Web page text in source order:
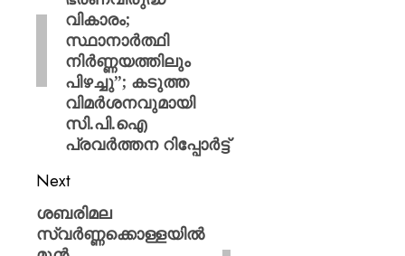
വികാരം;
സ്ഥാനാർത്ഥി
നിർണ്ണയത്തിലും
പിഴച്ചു”; കടുത്ത
വിമർശനവുമായി
സി.പി.ഐ
പ്രവർത്തന റിപ്പോർട്ട്
Next
ശബരിമല
സ്വർണ്ണക്കൊള്ളയിൽ